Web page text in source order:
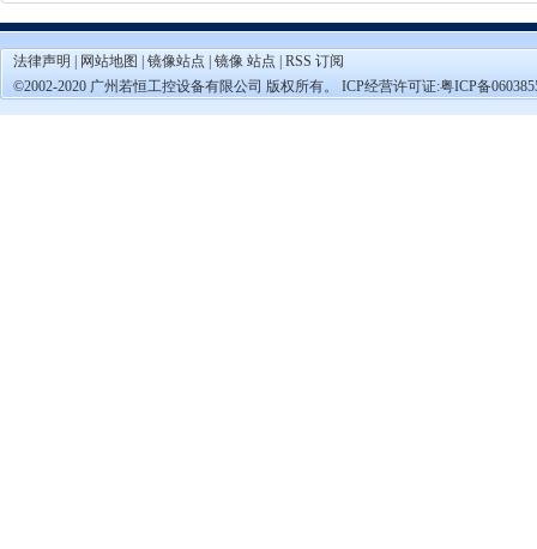
法律声明 网站地图 镜像站点 镜像 站点
RSS 订阅
©2002-2020 广州若恒工控设备有限公司 版权所有。 ICP经营许可证:粤ICP备